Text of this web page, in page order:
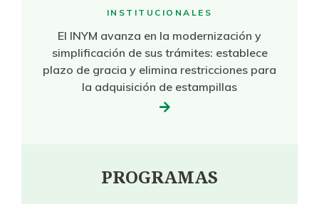
INSTITUCIONALES
El INYM avanza en la modernización y
simplificación de sus trámites: establece
plazo de gracia y elimina restricciones para
la adquisición de estampillas
PROGRAMAS